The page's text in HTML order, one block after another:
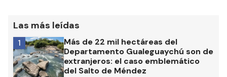
Las más leídas
Más de 22 mil hectáreas del
Departamento Gualeguaychú son de
extranjeros: el caso emblemático
del Salto de Méndez
1